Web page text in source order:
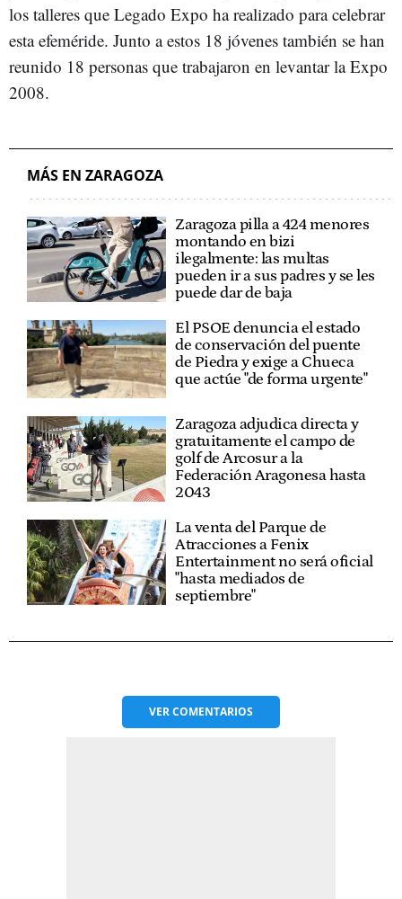
los talleres que Legado Expo ha realizado para celebrar
esta efeméride. Junto a estos 18 jóvenes también se han
reunido 18 personas que trabajaron en levantar la Expo
2008.
MÁS EN ZARAGOZA
Zaragoza pilla a 424 menores
montando en bizi
ilegalmente: las multas
pueden ir a sus padres y se les
puede dar de baja
El PSOE denuncia el estado
de conservación del puente
de Piedra y exige a Chueca
que actúe "de forma urgente"
Zaragoza adjudica directa y
gratuitamente el campo de
golf de Arcosur a la
Federación Aragonesa hasta
2043
La venta del Parque de
Atracciones a Fenix
Entertainment no será oficial
"hasta mediados de
septiembre"
VERCOMENTARIOS